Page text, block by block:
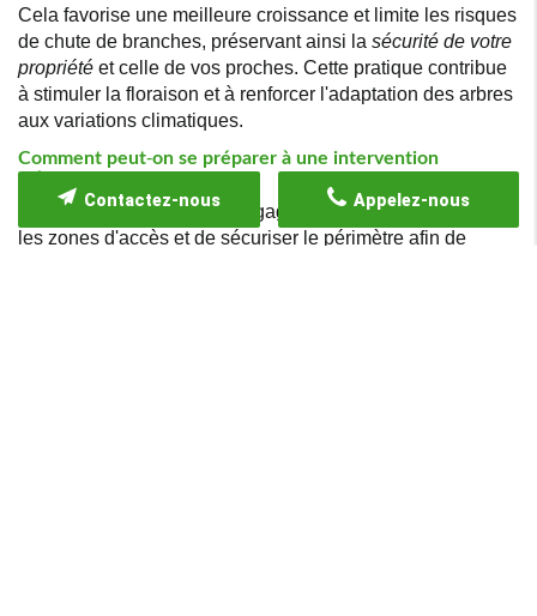
Cela favorise une meilleure croissance et limite les risques
de chute de branches, préservant ainsi la sécurité de votre
propriété et celle de vos proches. Cette pratique contribue
à stimuler la floraison et à renforcer l'adaptation des arbres
aux variations climatiques.
Comment peut-on se préparer à une intervention
d'élagage ?
Avant une intervention d'élagage, il est crucial de délimiter
les zones d'accès et de sécuriser le périmètre afin de
Appelez-nous
Contactez-nous